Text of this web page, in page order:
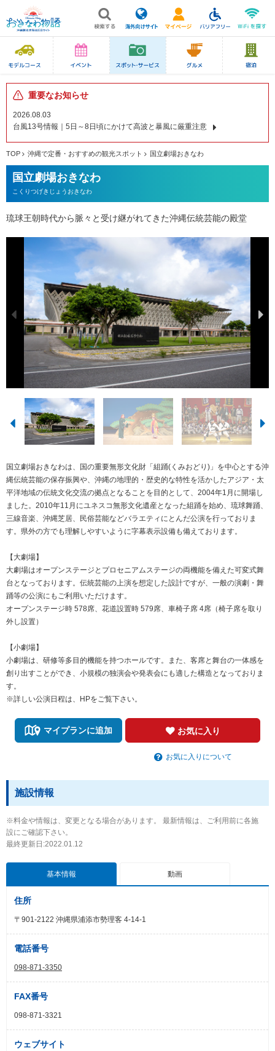
重要なお知らせ
2026.08.03
台風13号情報｜5日～8日頃にかけて高波と暴風に厳重注意
TOP 沖縄で定番・おすすめの観光スポット 国立劇場おきなわ
国立劇場おきなわ
こくりつげきじょうおきなわ
琉球王朝時代から脈々と受け継がれてきた沖縄伝統芸能の殿堂
国立劇場おきなわは、国の重要無形文化財「組踊(くみおどり)」を中心とする沖
縄伝統芸能の保存振興や、沖縄の地理的・歴史的な特性を活かしたアジア・太
平洋地域の伝統文化交流の拠点となることを目的として、2004年1月に開場し
ました。2010年11月にユネスコ無形文化遺産となった組踊を始め、琉球舞踊、
三線音楽、沖縄芝居、民俗芸能などバラエティにとんだ公演を行っておりま
す。県外の方でも理解しやすいように字幕表示設備も備えております。
【大劇場】
大劇場はオープンステージとプロセニアムステージの両機能を備えた可変式舞
台となっております。伝統芸能の上演を想定した設計ですが、一般の演劇・舞
踊等の公演にもご利用いただけます。
オープンステージ時 578席、花道設置時 579席、車椅子席 4席（椅子席を取り
外し設置）
【小劇場】
小劇場は、研修等多目的機能を持つホールです。また、客席と舞台の一体感を
創り出すことができ、小規模の独演会や発表会にも適した構造となっておりま
す。
※詳しい公演日程は、HPをご覧下さい。
マイプランに追加 お気に入り
お気に入りについて
施設情報
※料金や情報は、変更となる場合があります。 最新情報は、ご利用前に各施
設にご確認下さい。
最終更新日:2022.01.12
基本情報 動画
住所
〒901-2122 沖縄県浦添市勢理客 4-14-1
電話番号
098-871-3350
FAX番号
098-871-3321
ウェブサイト